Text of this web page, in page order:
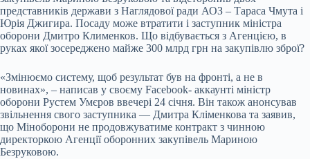
представників держави з Наглядової ради АОЗ – Тараса Чмута і
Юрія Джигира. Посаду може втратити і заступник міністра
оборони Дмитро Клименков. Що відбувається з Агенцією, в
руках якої зосереджено майже 300 млрд грн на закупівлю зброї?
«Змінюємо систему, щоб результат був на фронті, а не в
новинах», – написав у своєму Fаcebook- аккаунті міністр
оборони Рустем Умєров ввечері 24 січня. Він також анонсував
звільнення свого заступника — Дмитра Кліменкова та заявив,
що Міноборони не продовжуватиме контракт з чинною
директоркою Агенції оборонних закупівель Мариною
Безруковою.